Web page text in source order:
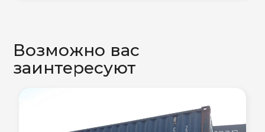
Возможно вас
заинтересуют